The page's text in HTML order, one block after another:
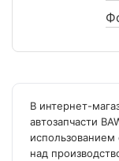
В интернет-
автозапчасти
над